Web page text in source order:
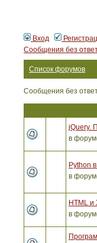
Вход
Сообщения без
Список форумов
Сообщения без
jQuery.
в
Python
в
HTML и
в